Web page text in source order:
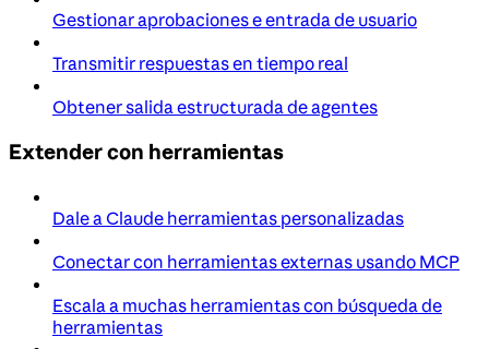
Gestionar aprobaciones e entrada de usuario
Transmitir respuestas en tiempo real
Obtener salida estructurada de agentes
Extender con herramientas
Dale a Claude herramientas personalizadas
Conectar con herramientas externas usando MCP
Escala a muchas herramientas con búsqueda de
herramientas